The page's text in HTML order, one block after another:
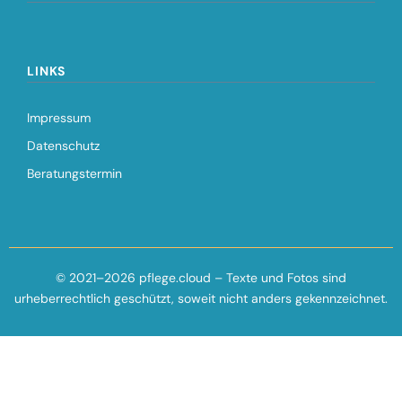
LINKS
Impressum
Datenschutz
Beratungstermin
© 2021–2026 pflege.cloud – Texte und Fotos sind
urheberrechtlich geschützt, soweit nicht anders gekennzeichnet.